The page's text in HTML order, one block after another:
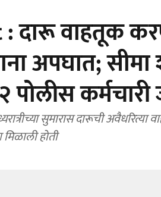
दारू वाहतूक
अपघात;
पोलीस
सुमारास दारूची अवैधरित्या
होती